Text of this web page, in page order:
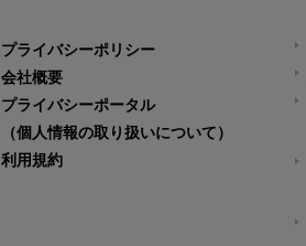
プライバシーポリシー
会社概要
プライバシーポータル
（個人情報の取り扱いについて）
利用規約